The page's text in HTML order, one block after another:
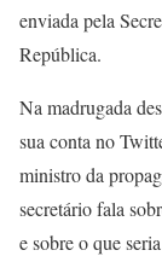
enviada pela
República.
Na madrugada
sua conta no
ministro da
secretário fala
e sobre o que